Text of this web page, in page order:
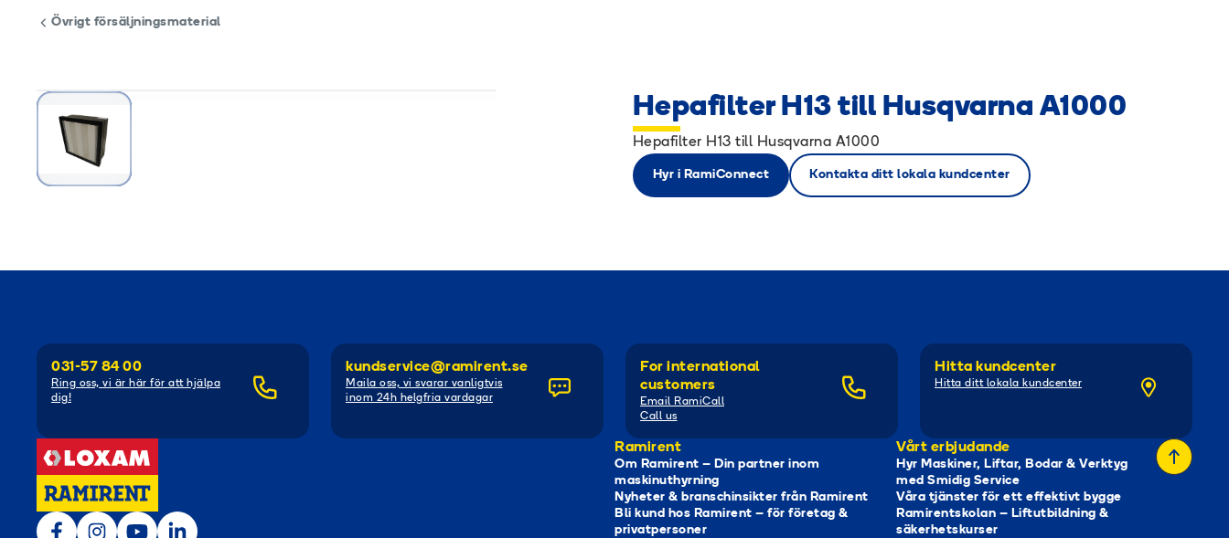
Övrigt försäljningsmaterial
Hepafilter H13 till Husqvarna A1000
Hepafilter H13 till Husqvarna A1000
Hyr i RamiConnect Kontakta ditt lokala kundcenter
031-57 84 00
Ring oss, vi är här för att hjälpa
dig!
kundservice@ramirent.se
Maila oss, vi svarar vanligtvis
inom 24h helgfria vardagar
For international
customers
Email RamiCall
Call us
Hitta kundcenter
Hitta ditt lokala kundcenter
Ramirent
Om Ramirent – Din partner inom
maskinuthyrning
Nyheter & branschinsikter från Ramirent
Bli kund hos Ramirent – för företag &
privatpersoner
Vårt erbjudande
Hyr Maskiner, Liftar, Bodar & Verktyg
med Smidig Service
Våra tjänster för ett effektivt bygge
Ramirentskolan – Liftutbildning &
säkerhetskurser